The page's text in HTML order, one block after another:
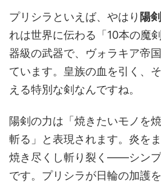
プリシラといえば、やはり 陽
れは世界に伝わる「10本の魔
器級の武器で、ヴォラキア帝
ています。皇族の血を引く、
える特別な剣なんですね。
陽剣の力は「焼きたいモノを
斬る」と表現されます。炎を
焼き尽くし斬り裂く——シン
です。プリシラが日輪の加護